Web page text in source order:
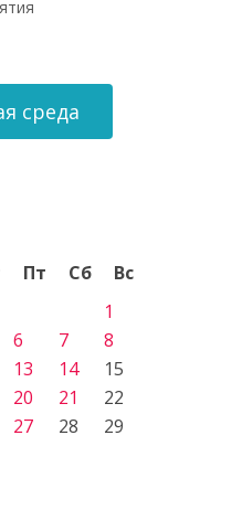
среда
Пт Сб
Вс
1
6 7
8
13 14
15
20 21
22
27 28
29